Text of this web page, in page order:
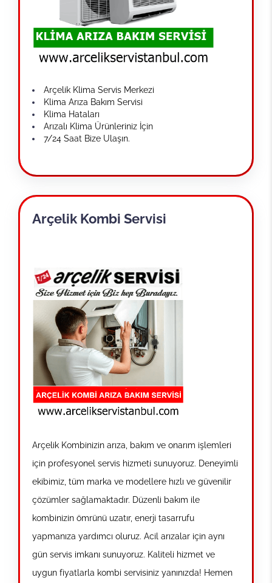
Arçelik Klima Servis Merkezi
Klima Arıza Bakım Servisi
Klima Hataları
Arızalı Klima Ürünleriniz İçin
7/24 Saat Bize Ulaşın.
Arçelik Kombi Servisi
Arçelik Kombinizin arıza, bakım ve onarım işlemleri
için profesyonel servis hizmeti sunuyoruz. Deneyimli
ekibimiz, tüm marka ve modellere hızlı ve güvenilir
çözümler sağlamaktadır. Düzenli bakım ile
kombinizin ömrünü uzatır, enerji tasarrufu
yapmanıza yardımcı oluruz. Acil arızalar için aynı
gün servis imkanı sunuyoruz. Kaliteli hizmet ve
uygun fiyatlarla kombi servisiniz yanınızda! Hemen